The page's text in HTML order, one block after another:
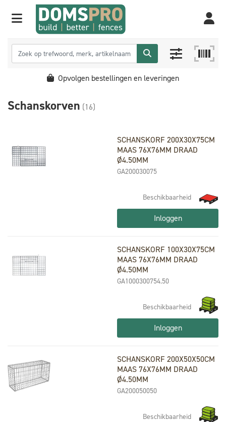
Opvolgen bestellingen en leveringen
Schanskorven (16)
SCHANSKORF 200X30X75CM
MAAS 76X76MM DRAAD
Ø4.50MM
GA200030075
Beschikbaarheid
Inloggen
SCHANSKORF 100X30X75CM
MAAS 76X76MM DRAAD
Ø4.50MM
GA1000300754.50
Beschikbaarheid
Inloggen
SCHANSKORF 200X50X50CM
MAAS 76X76MM DRAAD
Ø4.50MM
GA200050050
Beschikbaarheid